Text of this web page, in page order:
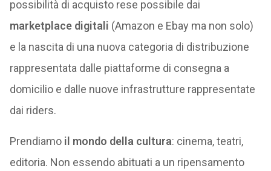
possibilità di acquisto rese possibile dai
marketplace digitali (Amazon e Ebay ma non solo)
e la nascita di una nuova categoria di distribuzione
rappresentata dalle piattaforme di consegna a
domicilio e dalle nuove infrastrutture rappresentate
dai riders.
Prendiamo il mondo della cultura: cinema, teatri,
editoria. Non essendo abituati a un ripensamento